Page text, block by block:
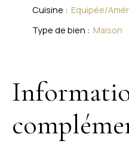
Cuisine : Equipée/
Type de bien : Maison